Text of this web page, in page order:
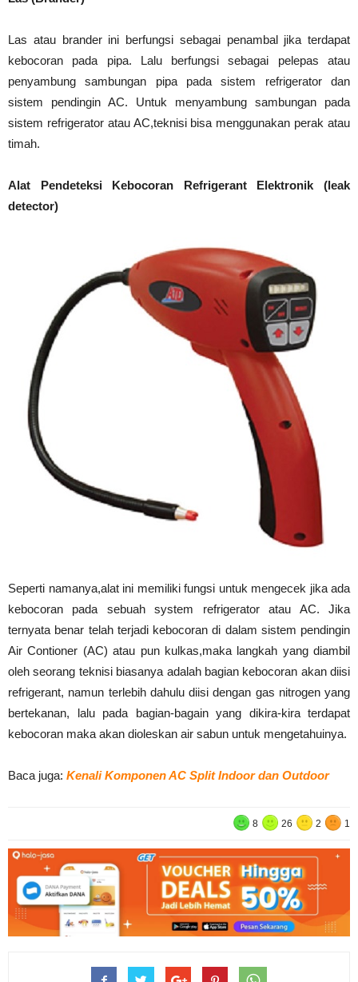
Las atau brander ini berfungsi sebagai penambal jika terdapat
kebocoran pada pipa. Lalu berfungsi sebagai pelepas atau
penyambung sambungan pipa pada sistem refrigerator dan
sistem pendingin AC. Untuk menyambung sambungan pada
sistem refrigerator atau AC,teknisi bisa menggunakan perak atau
timah.
Alat Pendeteksi Kebocoran Refrigerant Elektronik (leak
detector)
Seperti namanya,alat ini memiliki fungsi untuk mengecek jika ada
kebocoran pada sebuah system refrigerator atau AC. Jika
ternyata benar telah terjadi kebocoran di dalam sistem pendingin
Air Contioner (AC) atau pun kulkas,maka langkah yang diambil
oleh seorang teknisi biasanya adalah bagian kebocoran akan diisi
refrigerant, namun terlebih dahulu diisi dengan gas nitrogen yang
bertekanan, lalu pada bagian-bagain yang dikira-kira terdapat
kebocoran maka akan dioleskan air sabun untuk mengetahuinya.
Baca juga: Kenali Komponen AC Split Indoor dan Outdoor
8 26 2 1